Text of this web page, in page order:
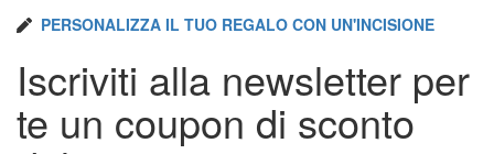
PERSONALIZZA IL TUO REGALO CON UN'INCISIONE
Iscriviti alla newsletter per
te un coupon di sconto